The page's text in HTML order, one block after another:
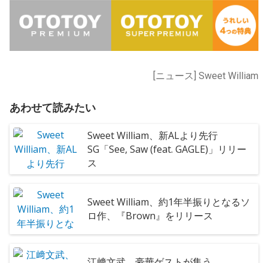
[ニュース] Sweet William
あわせて読みたい
Sweet William、新ALより先行
SG「See, Saw (feat. GAGLE)」リリー
ス
Sweet William、約1年半振りとなるソ
ロ作、『Brown』をリリース